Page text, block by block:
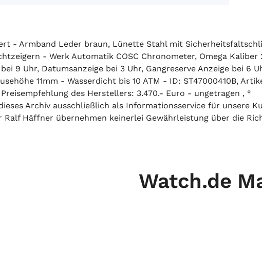
- Armband Leder braun, Lünette Stahl mit
- Werk Automatik COSC Chronometer, Omega
9 Uhr, Datumsanzeige bei 3 Uhr, Gangreserve Anzeige bei
11mm - Wasserdicht bis 10 ATM - ID: ST47000410B,
des Herstellers: 3.470.- Euro - ungetragen , °
Archiv ausschließlich als Informationsservice für unsere
Ralf Häffner übernehmen keinerlei Gewährleistung über die
Watch.de